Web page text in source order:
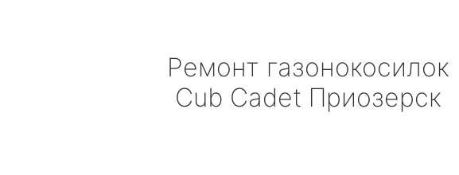
Ремонт газонокосилок
Cub Cadet Приозерск